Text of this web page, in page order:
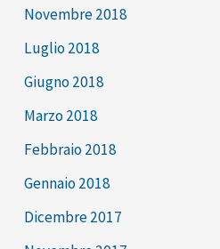
Novembre 2018
Luglio 2018
Giugno 2018
Marzo 2018
Febbraio 2018
Gennaio 2018
Dicembre 2017